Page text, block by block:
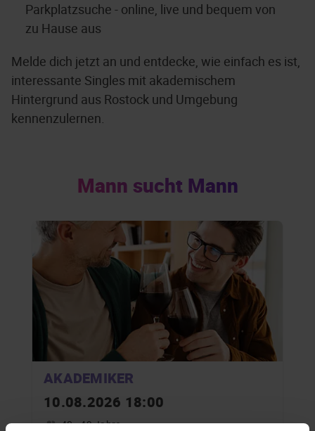
Parkplatzsuche - online, live und bequem von
zu Hause aus
Melde dich jetzt an und entdecke, wie einfach es ist,
interessante Singles mit akademischem
Hintergrund aus Rostock und Umgebung
kennenzulernen.
Mann sucht Mann
AKADEMIKER
10.08.2026 18:00
40 - 49 Jahre